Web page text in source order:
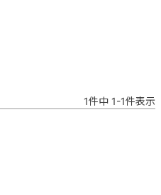
1件中 1-1件表示